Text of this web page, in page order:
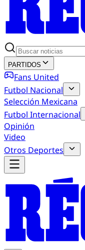
PARTIDOS
Fans United
Futbol Nacional
Selección Mexicana
Futbol Internacional
Opinión
Video
Otros Deportes